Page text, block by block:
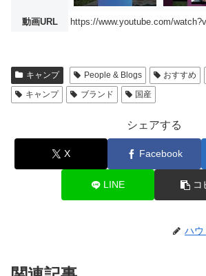
動画URL https://www.youtube.com/
キャンプ People & Blogs おすすめ
キャンプ
ブランド 国産
シェアする
X Facebook
LINE コ
ハウ